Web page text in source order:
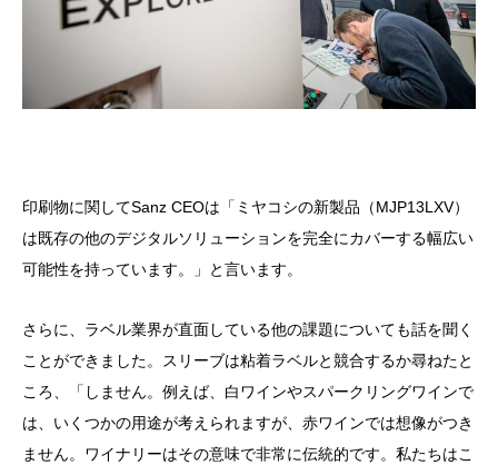
印刷物に関してSanz CEOは「ミヤコシの新製品（MJP13LXV）
は既存の他のデジタルソリューションを完全にカバーする幅広い
可能性を持っています。」と言います。
さらに、ラベル業界が直面している他の課題についても話を聞く
ことができました。スリーブは粘着ラベルと競合するか尋ねたと
ころ、「しません。例えば、白ワインやスパークリングワインで
は、いくつかの用途が考えられますが、赤ワインでは想像がつき
ません。ワイナリーはその意味で非常に伝統的です。私たちはこ